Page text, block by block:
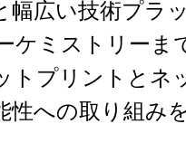
幅広い技術プラ
ケミストリーま
トプリントとネ
性への取り組み